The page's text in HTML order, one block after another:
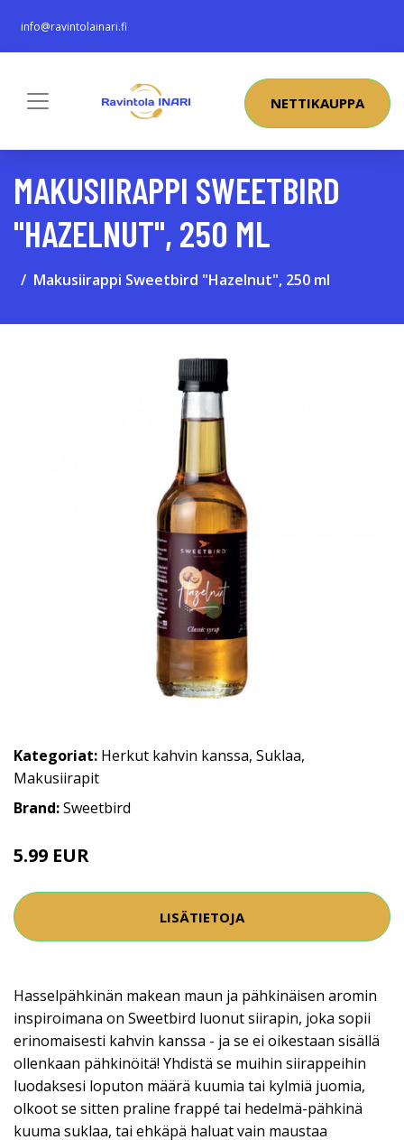
info@ravintolainari.fi
NETTIKAUPPA
MAKUSIIRAPPI SWEETBIRD
"HAZELNUT", 250 ML
Makusiirappi Sweetbird "Hazelnut", 250 ml
Kategoriat: Herkut kahvin kanssa, Suklaa,
Makusiirapit
Brand:Sweetbird
5.99 EUR
LISÄTIETOJA
Hasselpähkinän makean maun ja pähkinäisen aromin
inspiroimana on Sweetbird luonut siirapin, joka sopii
erinomaisesti kahvin kanssa - ja se ei oikestaan sisällä
ollenkaan pähkinöitä! Yhdistä se muihin siirappeihin
luodaksesi loputon määrä kuumia tai kylmiä juomia,
olkoot se sitten praline frappé tai hedelmä-pähkinä
kuuma suklaa, tai ehkäpä haluat vain maustaa